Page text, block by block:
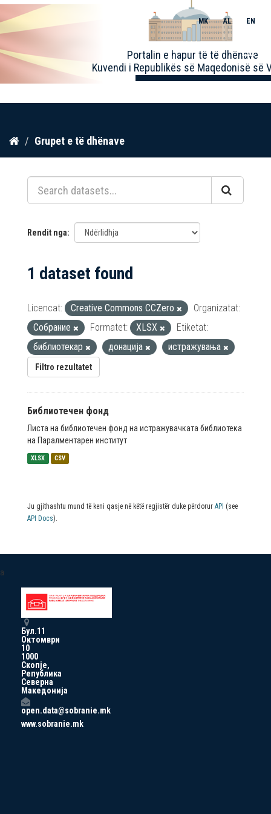
Kalo
përmbajtja
Portalin e hapur të të dhënave
Kuvendi i Republikës së Maqedonisë së
MK AL EN
Toggle
Grupet e të dhënave
Rendit nga
1 dataset found
Licencat: Creative Commons CCZero
Organizatat:
Собрание
Formatet: XLSX
Etiketat:
библиотекар
донација истражувања
Filtro rezultatet
Библиотечен фонд
Листа на библиотечен фонд на истражувачката библиотека
на Паралментарен институт
XLSX CSV
Ju gjithashtu mund të keni qasje në këtë regjistër duke përdorur API (see
API Docs).
a
Бул.11
Октомври
10
1000
Скопје,
Република
Северна
Македонија
open.data@sobranie.mk
www.sobranie.mk